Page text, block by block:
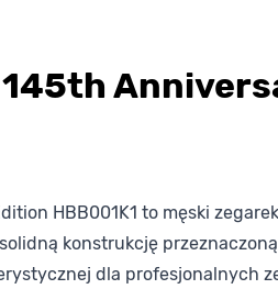
145th
HBB001K1 to męski
konstrukcję
dla profesjonalnych